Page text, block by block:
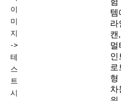
이
미
지
->
테
스
트
시
템
라